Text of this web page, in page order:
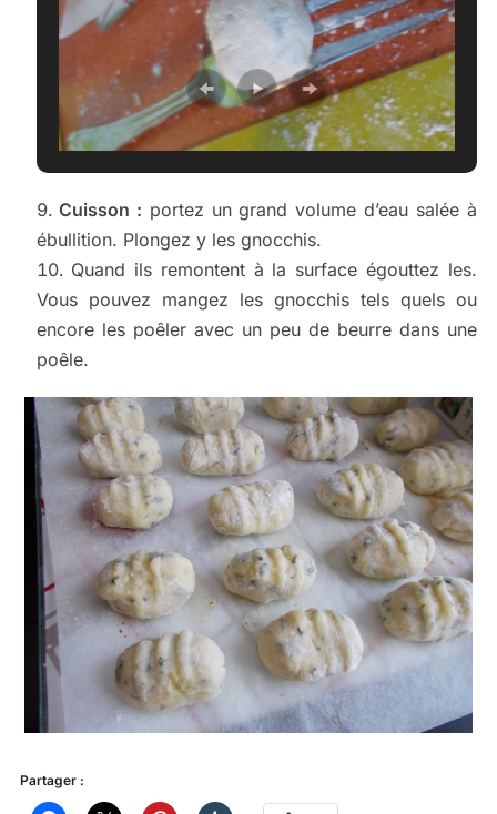
Cuisson : portez un grand volume d’eau salée à
ébullition. Plongez y les gnocchis.
Quand ils remontent à la surface égouttez les.
Vous pouvez mangez les gnocchis tels quels ou
encore les poêler avec un peu de beurre dans une
poêle.
Partager :